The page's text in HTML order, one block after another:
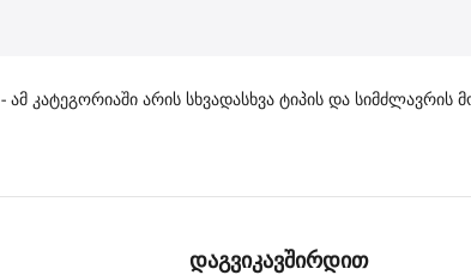
- ამ კატეგორიაში არის სხვადასხვა ტიპის და
დაგვიკავშირდით